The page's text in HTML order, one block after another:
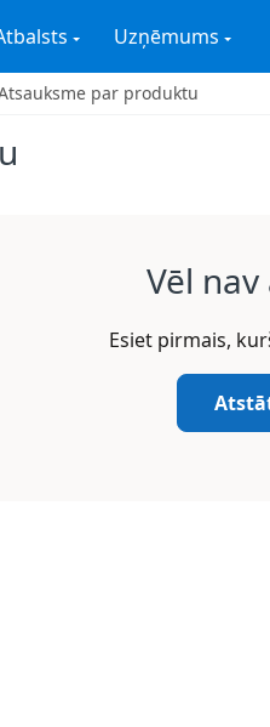
Uzņēmums
par produktu
Vēl
Esiet pirmais,